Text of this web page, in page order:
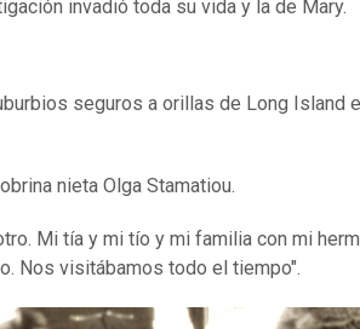
invadió toda su vida y la de Mary.
seguros a orillas de Long Island
nieta Olga Stamatiou.
Mi tía y mi tío y mi familia con mi
Nos visitábamos todo el tiempo".